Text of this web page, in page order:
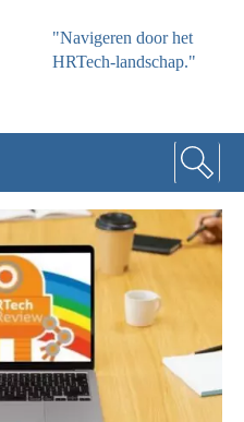
"Navigeren door het
HRTech-landschap."